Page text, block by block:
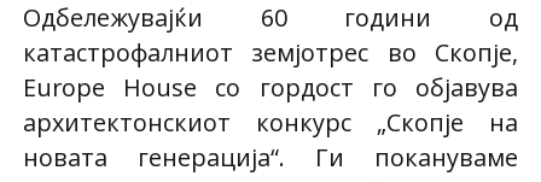
Одбележувајќи 60 години од
катастрофалниот земјотрес во Скопје,
Europe House со гордост го објавува
архитектонскиот конкурс „Скопје на
новата генерација“. Ги покануваме